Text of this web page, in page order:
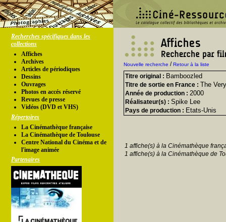
Recherches spécifiques dans les
collections
Affiches
Archives
Articles de périodiques
Dessins
Ouvrages
Photos en accés réservé
Revues de presse
Vidéos (DVD et VHS)
Répertoires
La Cinémathèque française
La Cinémathèque de Toulouse
Centre National du Cinéma et de
l'image animée
Partenaires
Nouvelle recherche /Retour à la liste
Titre original : Bamboozled
Titre de sortie en France : The
Année de production : 2000
Réalisateur(s) : Spike Lee
Pays de production : Etats-Unis
1 affiche(s) à la Cinémathèque
1 affiche(s) à la Cinémathèque de